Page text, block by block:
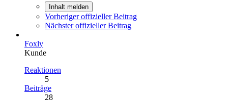
Inhalt melden
Vorheriger offizieller Beitrag
Nächster offizieller Beitrag
Foxly
Kunde
Reaktionen
5
Beiträge
28